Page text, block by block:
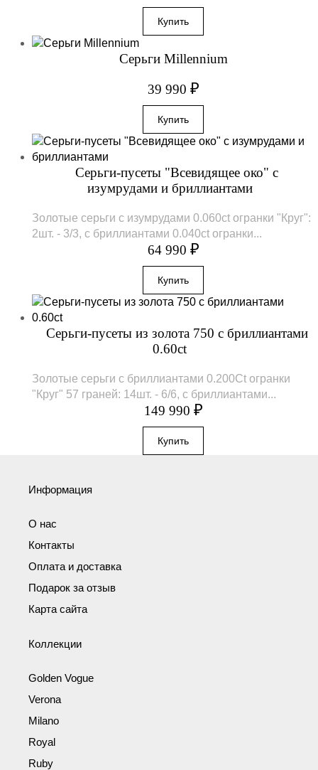
Серьги Millennium
39 990 ₽
Серьги-пусеты "Всевидящее око" с
изумрудами и бриллиантами
Золотые серьги с изумрудами 0.060ct огранки "Круг":
2шт. - 3/3, с бриллиантами 0.040сt огранки...
64 990 ₽
Серьги-пусеты из золота 750 с бриллиантами
0.60ct
Золотые серьги с бриллиантами 0.200Ct огранки
"Круг" 57 граней: 14шт. - 6/6, с бриллиантами...
149 990 ₽
Информация
О нас
Контакты
Оплата и доставка
Подарок за отзыв
Карта сайта
Коллекции
Golden Vogue
Verona
Milano
Royal
Ruby